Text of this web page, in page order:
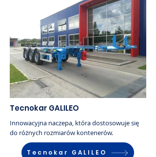
Tecnokar GALILEO
Innowacyjna naczepa, która dostosowuje się
do różnych rozmiarów kontenerów.
Tecnokar GALILEO